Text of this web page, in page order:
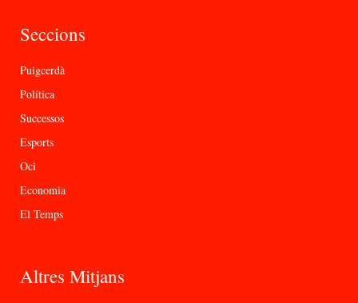
Seccions
Puigcerdà
Política
Successos
Esports
Oci
Economia
El Temps
Altres Mitjans